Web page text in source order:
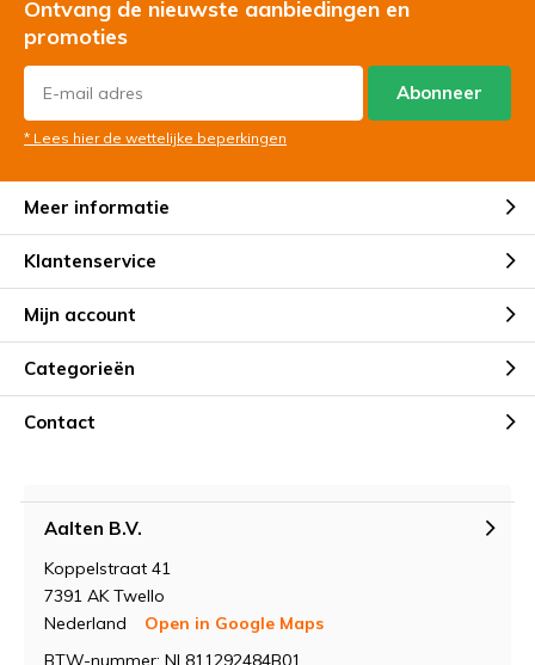
Ontvang de nieuwste aanbiedingen en
promoties
Abonneer
* Lees hier de wettelijke beperkingen
Meer informatie
Klantenservice
Mijn account
Categorieën
Contact
Aalten B.V.
Koppelstraat 41
7391 AK Twello
Nederland
Open in Google Maps
BTW-nummer: NL811292484B01